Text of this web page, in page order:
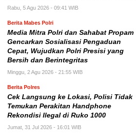
Rabu, 5 Agu 2026 - 09:41 WIB
Berita Mabes Polri
Media Mitra Polri dan Sahabat Propam
Gencarkan Sosialisasi Pengaduan
Cepat, Wujudkan Polri Presisi yang
Bersih dan Berintegritas
Minggu, 2 Agu 2026 - 21:55 WIB
Berita Polres
Cek Langsung ke Lokasi, Polisi Tidak
Temukan Perakitan Handphone
Rekondisi Ilegal di Ruko 1000
Jumat, 31 Jul 2026 - 16:01 WIB